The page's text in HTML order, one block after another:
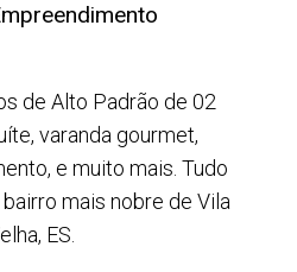
de Alto Padrão de 02
varanda gourmet,
e muito mais. Tudo
mais nobre de Vila
ES.